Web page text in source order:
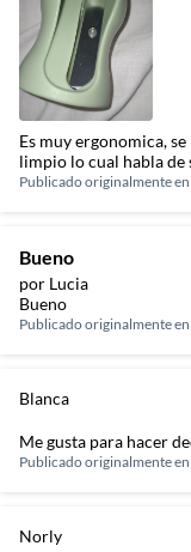
trocar o produto por
ou, no caso de produto
esta poderá ser feita
Es muy ergonomica,
limpio lo cual habla de
Publicado originalmente en
Bueno
por Lucia
Bueno
Publicado originalmente en
Blanca
Me gusta para hacer
Publicado originalmente en
Norly